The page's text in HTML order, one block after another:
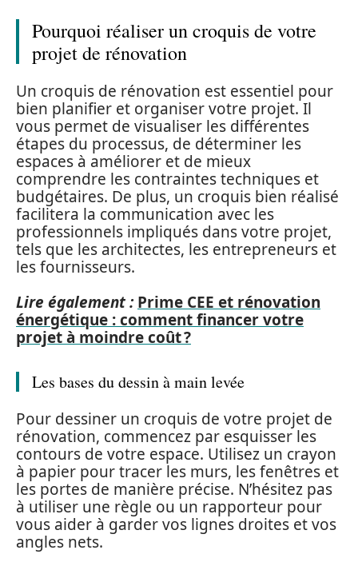
Pourquoi réaliser un croquis de votre
projet de rénovation
Un croquis de rénovation est essentiel pour
bien planifier et organiser votre projet. Il
vous permet de visualiser les différentes
étapes du processus, de déterminer les
espaces à améliorer et de mieux
comprendre les contraintes techniques et
budgétaires. De plus, un croquis bien réalisé
facilitera la communication avec les
professionnels impliqués dans votre projet,
tels que les architectes, les entrepreneurs et
les fournisseurs.
Lire également : Prime CEE et rénovation
énergétique : comment financer votre
projet à moindre coût ?
Les bases du dessin à main levée
Pour dessiner un croquis de votre projet de
rénovation, commencez par esquisser les
contours de votre espace. Utilisez un crayon
à papier pour tracer les murs, les fenêtres et
les portes de manière précise. N’hésitez pas
à utiliser une règle ou un rapporteur pour
vous aider à garder vos lignes droites et vos
angles nets.